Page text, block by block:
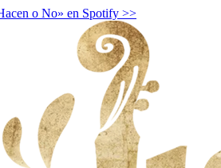
o No» en Spotify >>